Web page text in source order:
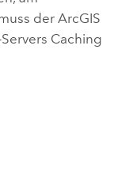
der ArcGIS
Caching